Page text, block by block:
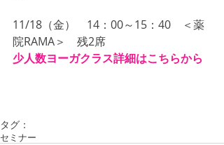
11/18（金）　14：00～15：40　＜薬
院RAMA＞　残2席
少人数ヨーガクラス詳細はこちらから
タグ：
セミナー